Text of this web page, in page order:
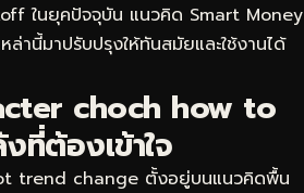
ในยุคปัจจุบัน แนวคิด Smart Money
านี้มาปรับปรุงให้ทันสมัยและใช้งานได้
choch how to
ต้องเข้าใจ
trend change ตั้งอยู่บนแนวคิดพื้น